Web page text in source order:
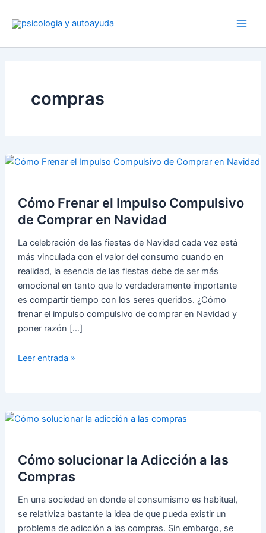
compras
Cómo Frenar el Impulso Compulsivo
de Comprar en Navidad
La celebración de las fiestas de Navidad cada vez está
más vinculada con el valor del consumo cuando en
realidad, la esencia de las fiestas debe de ser más
emocional en tanto que lo verdaderamente importante
es compartir tiempo con los seres queridos. ¿Cómo
frenar el impulso compulsivo de comprar en Navidad y
poner razón […]
Cómo
Compulsivo
en
Navidad
Leer entrada »
Cómo solucionar la Adicción a las
Compras
En una sociedad en donde el consumismo es habitual,
se relativiza bastante la idea de que pueda existir un
problema de adicción a las compras. Sin embargo, se